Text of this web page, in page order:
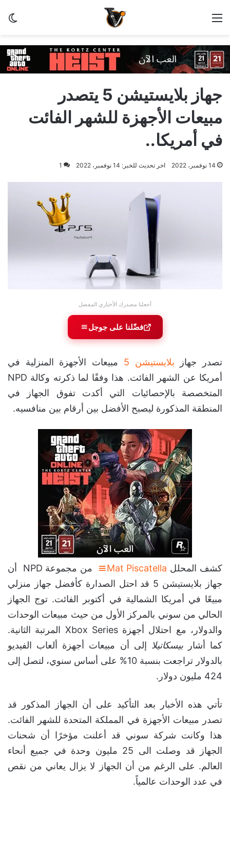
القائمة
جهاز بلايستيشن 5 يتصدر
مبيعات الأجهزة للشهر الفائت
في أمريكا..
14 نوفمبر، 2022 اخر تحديث للخبر: 14 نوفمبر، 2022 1
أجعلنا مصدرك الأخباري المفضل
فضّلنا على جوجل
تصدر جهاز بلايستيشن 5
مبيعات الأجهزة المنزلية في
أمريكا عن الشهر الفائت. هذا وفقًا لما ذكرته وكالة NPD
المتخصصة بالإحصائيات التي أكدت تفوق الجهاز في
المنطقة المذكورة ليصبح الأفضل بين أرقام بين منافسيه.
كشف المحلل Mat Piscatella
من مجموعة NPD أن
جهاز بلايستيشن 5 قد احتل الصدارة كأفضل جهاز منزلي
مبيعًا في أمريكا الشمالية في أكتوبر الفائت. توج الجهاز
الحالي من سوني بالمركز الأول من حيث مبيعات الوحدات
والدولار، مع احتلال أجهزة Xbox Series المرتبة الثانية.
كما أشاربيسكاتيلا إلى أن مبيعات أجهزة ألعاب الفيديو
بالدولار تراجعت بنسبة 10% على أساس سنوي، لتصل إلى
424 مليون دولار.
تأتي هذه الأخبار بعد التأكيد على أن الجهاز المذكور قد
تصدر مبيعات الأجهزة في المملكة المتحدة للشهر الفائت.
هذا وكانت شركة سوني قد أعلنت مؤخرًا أن شحنات
الجهاز قد وصلت الى 25 مليون وحدة في جميع أنحاء
العالم. على الرغم من أن الجهاز لا يزال يعاني من نقص
في عدد الوحدات عالمياً.